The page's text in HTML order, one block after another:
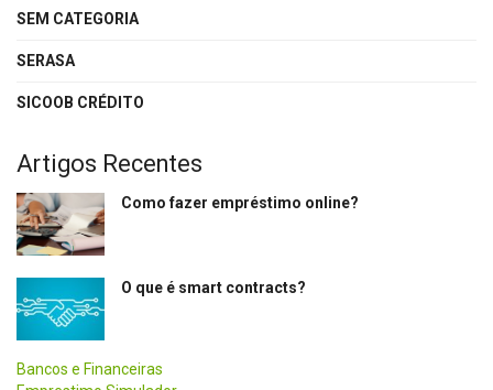
SEM CATEGORIA
SERASA
SICOOB CRÉDITO
Artigos Recentes
Como fazer empréstimo online?
O que é smart contracts?
Bancos e Financeiras